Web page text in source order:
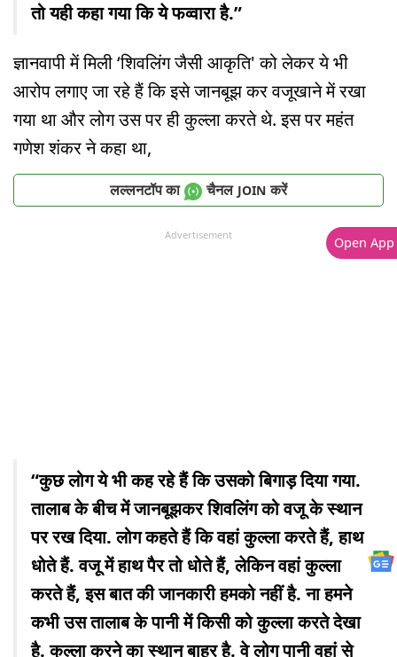
तो यही कहा गया कि ये फव्वारा है.”
ज्ञानवापी में मिली ‘शिवलिंग जैसी आकृति' को लेकर ये भी
आरोप लगाए जा रहे हैं कि इसे जानबूझ कर वजूखाने में रखा
गया था और लोग उस पर ही कुल्ला करते थे. इस पर महंत
गणेश शंकर ने कहा था,
लल्लनटॉप का चैनल JOIN करें
Advertisement
“कुछ लोग ये भी कह रहे हैं कि उसको बिगाड़ दिया गया.
तालाब के बीच में जानबूझकर शिवलिंग को वजू के स्थान
पर रख दिया. लोग कहते हैं कि वहां कुल्ला करते हैं, हाथ
धोते हैं. वजू में हाथ पैर तो धोते हैं, लेकिन वहां कुल्ला
करते हैं, इस बात की जानकारी हमको नहीं है. ना हमने
कभी उस तालाब के पानी में किसी को कुल्ला करते देखा
है. कुल्ला करने का स्थान बाहर है. वे लोग पानी वहां से
Open App